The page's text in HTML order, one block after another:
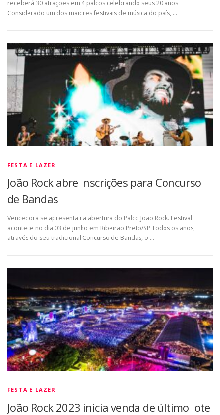
receberá 30 atrações em 4 palcos celebrando seus 20 anos
Considerado um dos maiores festivais de música do país, …
FESTA E LAZER
João Rock abre inscrições para Concurso
de Bandas
Vencedora se apresenta na abertura do Palco João Rock. Festival
acontece no dia 03 de junho em Ribeirão Preto/SP Todos os anos,
através do seu tradicional Concurso de Bandas, o …
FESTA E LAZER
João Rock 2023 inicia venda de último lote